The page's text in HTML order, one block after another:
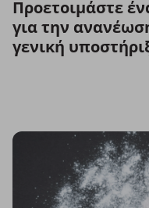
Προετοιμάστε
για την
γενική